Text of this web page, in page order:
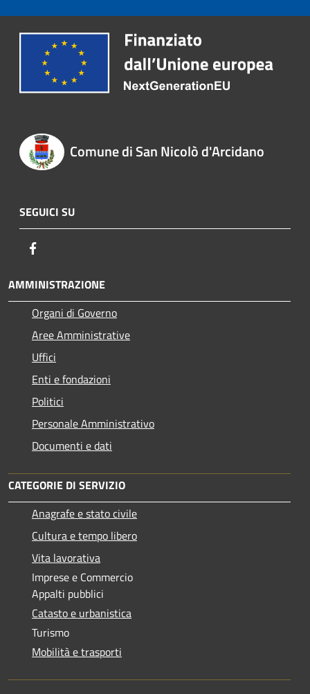
Comune di San Nicolò d'Arcidano
SEGUICI SU
AMMINISTRAZIONE
Organi di Governo
Aree Amministrative
Uffici
Enti e fondazioni
Politici
Personale Amministrativo
Documenti e dati
CATEGORIE DI SERVIZIO
Anagrafe e stato civile
Cultura e tempo libero
Vita lavorativa
Imprese e Commercio
Appalti pubblici
Catasto e urbanistica
Turismo
Mobilità e trasporti